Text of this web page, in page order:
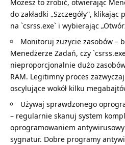
Możesz to zrobić, otwierając
do zakładki „Szczegóły”,
na `csrss.exe` i wybierając
Monitoruj zużycie zasobów –
Menedżerze Zadań, czy
nieproporcjonalnie dużo
RAM. Legitimny proces
oscylujące wokół kilku
Używaj sprawdzonego
– regularnie skanuj system
oprogramowaniem
sygnatur. Dobre programy